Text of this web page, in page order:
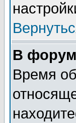
В
Время